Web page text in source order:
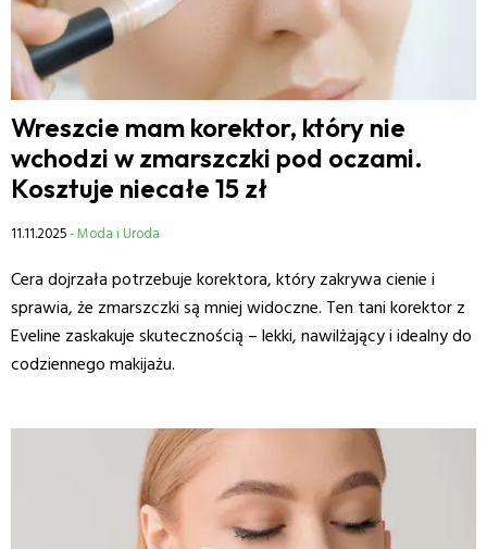
Wreszcie mam korektor, który nie
wchodzi w zmarszczki pod oczami.
Kosztuje niecałe 15 zł
11.11.2025- Moda i Uroda
Cera dojrzała potrzebuje korektora, który zakrywa cienie i
sprawia, że zmarszczki są mniej widoczne. Ten tani korektor z
Eveline zaskakuje skutecznością – lekki, nawilżający i idealny do
codziennego makijażu.